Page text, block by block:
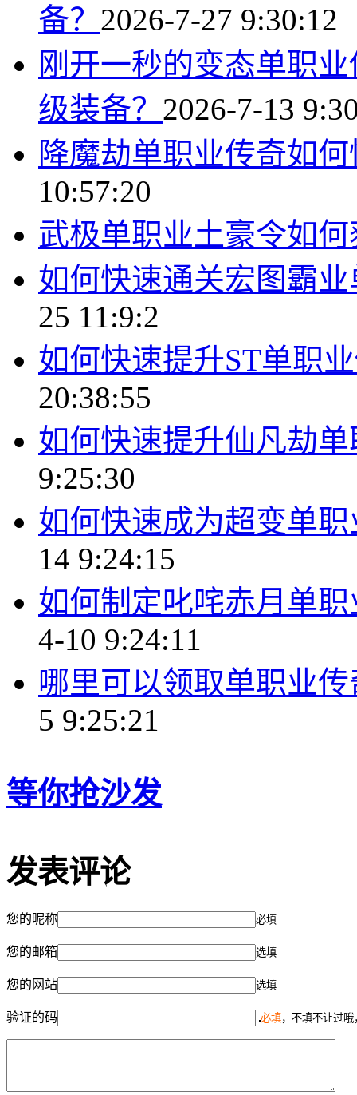
备？ 2026-7-27 9:30:12
刚开一秒的变态单职
级装备？ 2026-7-13
降魔劫单职业传奇如
10:57:20
武极单职业土豪令如
如何快速通关宏图霸
25 11:9:2
如何快速提升ST单职
20:38:55
如何快速提升仙凡劫
9:25:30
如何快速成为超变单
14 9:24:15
如何制定叱咤赤月单
4-10 9:24:11
哪里可以领取单职业
5 9:25:21
等你抢沙发
发表评论
您的昵称 必填
您的邮箱 选填
您的网站 选填
验证的码 必填，不填不让过